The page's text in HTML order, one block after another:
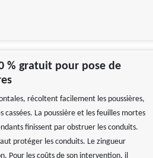
% gratuit pour pose de
récoltent facilement les poussières,
cassées. La poussière et les feuilles mortes
finissent par obstruer les conduits.
protéger les conduits. Le zingueur
Pour les coûts de son intervention, il